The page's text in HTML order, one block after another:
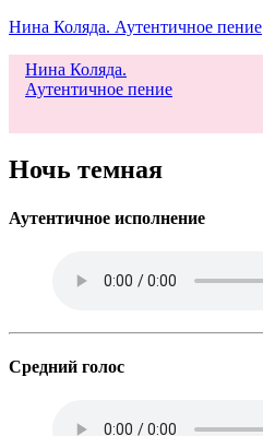
Нина Коляда. Аутентичное пение
Нина Коляда.
Аутентичное пение
Ночь темная
Аутентичное исполнение
Средний голос